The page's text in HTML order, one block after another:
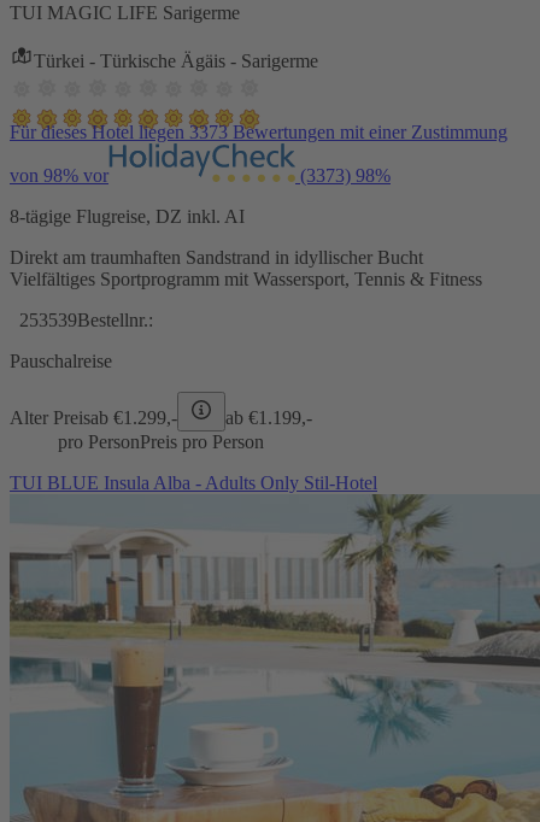
TUI MAGIC LIFE Sarigerme
Türkei - Türkische Ägäis - Sarigerme
Für dieses Hotel liegen 3373 Bewertungen mit einer Zustimmung
von 98% vor (3373) 98%
8-tägige Flugreise, DZ inkl. AI
Direkt am traumhaften Sandstrand in idyllischer Bucht
Vielfältiges Sportprogramm mit Wassersport, Tennis & Fitness
253539Bestellnr.:
Pauschalreise
Alter Preisab €1.299,- ab €1.199,-
pro PersonPreis pro Person
TUI BLUE Insula Alba - Adults Only Stil-Hotel